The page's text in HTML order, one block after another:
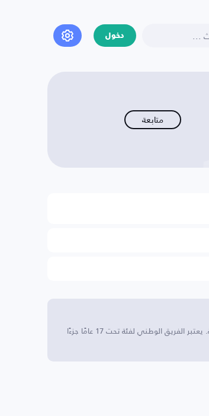
دخول
متابعة
أنغولا تحت 17 سنة يقع في أنغولا، وهي دولة في جنوب القارة الأفريقية. يعتبر الفريق الوطني لفئة تحت 17 عامًا جزءًا